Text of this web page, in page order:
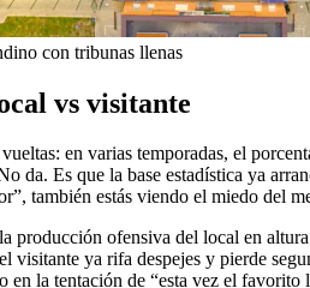
con tribunas llenas
vs visitante
en varias temporadas, el
da. Es que la base estadística ya
también estás viendo el miedo del
producción ofensiva del local en
visitante ya rifa despejes y pierde
en la tentación de “esta vez el